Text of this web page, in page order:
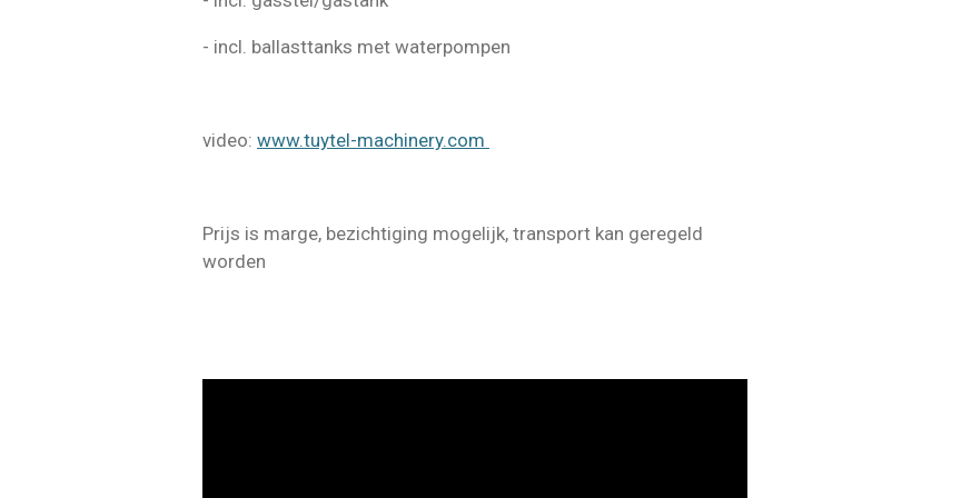
- incl. ballasttanks met waterpompen
video: www.tuytel-machinery.com
Prijs is marge, bezichtiging mogelijk, transport kan geregeld
worden